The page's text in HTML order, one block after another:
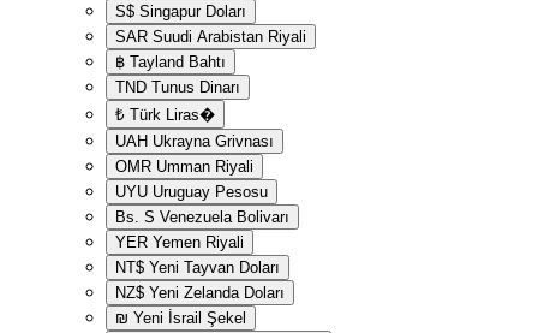
S$ Singapur Doları
SAR Suudi Arabistan Riyali
฿ Tayland Bahtı
TND Tunus Dinarı
₺ Türk Liras�
UAH Ukrayna Grivnası
OMR Umman Riyali
UYU Uruguay Pesosu
Bs. S Venezuela Bolivarı
YER Yemen Riyali
NT$ Yeni Tayvan Doları
NZ$ Yeni Zelanda Doları
₪ Yeni İsrail Şekel